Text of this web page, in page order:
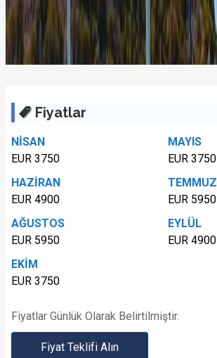
Fiyatlar
NİSAN
EUR 3750
MAYIS
EUR 3750
HAZİRAN
EUR 4900
TEMMUZ
EUR 5950
AĞUSTOS
EUR 5950
EYLÜL
EUR 4900
EKİM
EUR 3750
Fiyatlar Günlük Olarak Belirtilmiştir.
Fiyat Teklifi Alın